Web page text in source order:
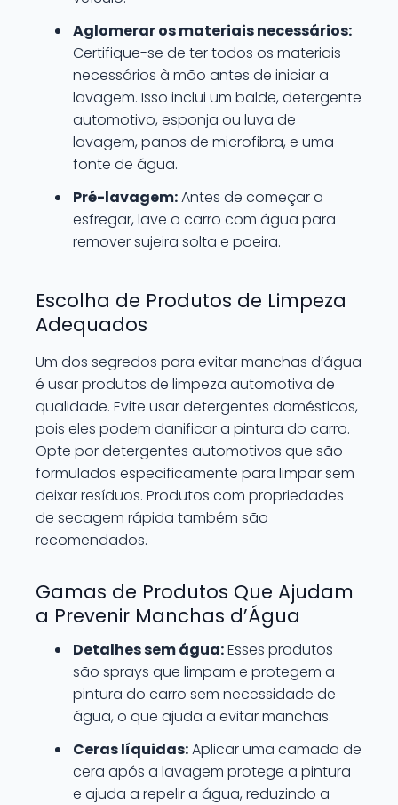
Aglomerar os materiais necessários:
Certifique-se de ter todos os materiais
necessários à mão antes de iniciar a
lavagem. Isso inclui um balde, detergente
automotivo, esponja ou luva de
lavagem, panos de microfibra, e uma
fonte de água.
Pré-lavagem:Antes de começar a
esfregar, lave o carro com água para
remover sujeira solta e poeira.
Escolha de Produtos de Limpeza
Adequados
Um dos segredos para evitar manchas d’água
é usar produtos de limpeza automotiva de
qualidade. Evite usar detergentes domésticos,
pois eles podem danificar a pintura do carro.
Opte por detergentes automotivos que são
formulados especificamente para limpar sem
deixar resíduos. Produtos com propriedades
de secagem rápida também são
recomendados.
Gamas de Produtos Que Ajudam
a Prevenir Manchas d’Água
Detalhes sem água:Esses produtos
são sprays que limpam e protegem a
pintura do carro sem necessidade de
água, o que ajuda a evitar manchas.
Ceras líquidas:Aplicar uma camada de
cera após a lavagem protege a pintura
e ajuda a repelir a água, reduzindo a